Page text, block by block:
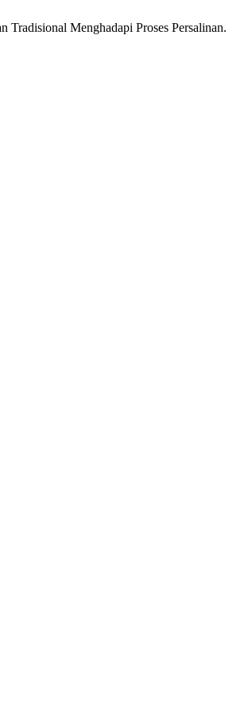
Menghadapi Proses Persalinan.